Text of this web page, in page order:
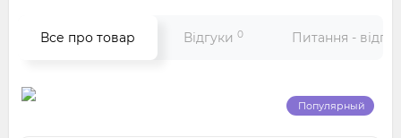
Все про товар Відгуки 0 Питання -
Популярный